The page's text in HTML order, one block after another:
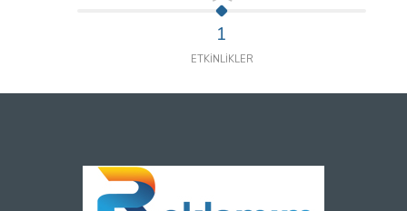
1
ETKİNLİKLER